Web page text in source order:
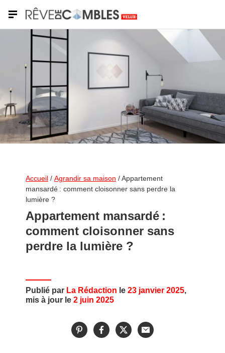
Accueil / Agrandir sa maison /Appartement
mansardé : comment cloisonner sans perdre la
lumière ?
Appartement mansardé :
comment cloisonner sans
perdre la lumière ?
Publié par La Rédaction le 23 janvier 2025,
mis à jour le 2 juin 2025